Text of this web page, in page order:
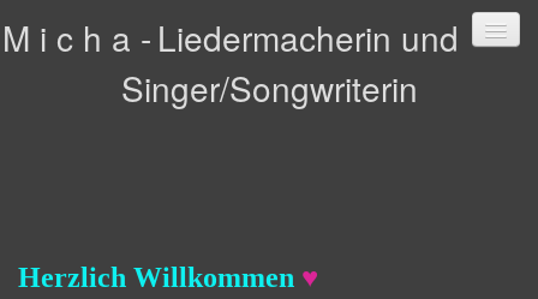
M i c h a - Liedermacherin und
Singer/Songwriterin
Musik
Herzlich Willkommen ♥